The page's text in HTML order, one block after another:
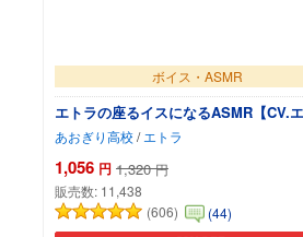
ボイス・ASMR
エトラの座るイスになるASMR【CV.
あおぎり高校/ エトラ
1,056 円 1,320 円
販売数: 11,438
(606)
(44)